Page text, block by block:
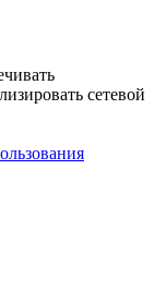
сетевой